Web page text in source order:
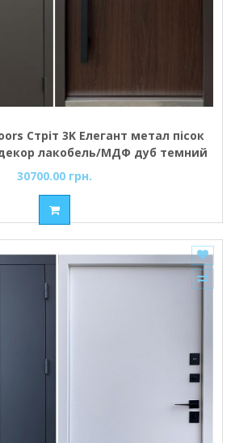
Стріт 3K Елегант метал пісок
декор лакобель/МДФ дуб темний
(вулиця)
30700.00 грн.